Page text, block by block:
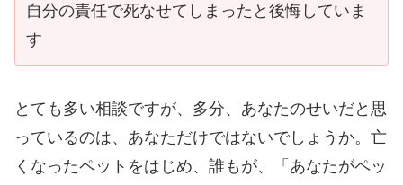
自分の責任で死なせてしまったと後悔していま
す
とても多い相談ですが、多分、あなたのせいだと思
っているのは、あなただけではないでしょうか。亡
くなったペットをはじめ、誰もが、「あなたがペッ